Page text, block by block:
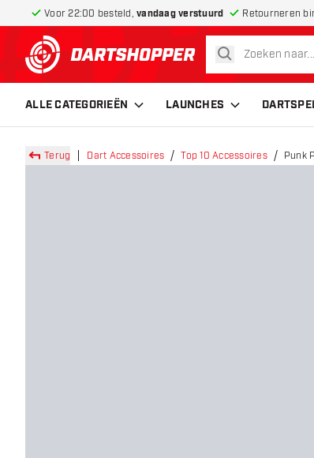
Voor 22:00 besteld, vandaag verstuurd Retourneren
terug naar home pagina
zoeken
ALLE CATEGORIEËN LAUNCHES
Terug Dart Accessoires Top 10 Accessoires Punk